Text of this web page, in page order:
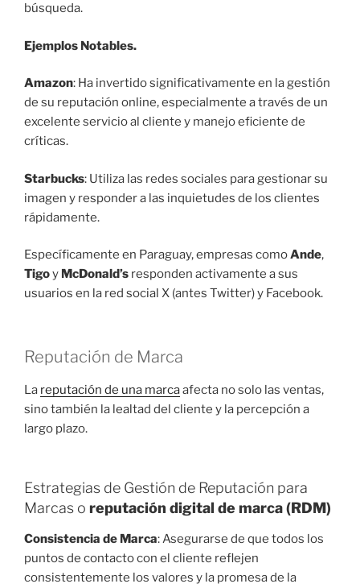
búsqueda.
Ejemplos Notables.
Amazon: Ha invertido significativamente en la gestión
de su reputación online, especialmente a través de un
excelente servicio al cliente y manejo eficiente de
críticas.
Starbucks: Utiliza las redes sociales para gestionar su
imagen y responder a las inquietudes de los clientes
rápidamente.
Específicamente en Paraguay, empresas comoAnde,
Tigoy McDonald’s responden activamente a sus
usuarios en la red social X (antes Twitter) y Facebook.
Reputación de Marca
La reputación de una marcaafecta no solo las ventas,
sino también la lealtad del cliente y la percepción a
largo plazo.
Estrategias de Gestión de Reputación para
Marcas o reputación digital de marca (RDM)
Consistencia de Marca: Asegurarse de que todos los
puntos de contacto con el cliente reflejen
consistentemente los valores y la promesa de la